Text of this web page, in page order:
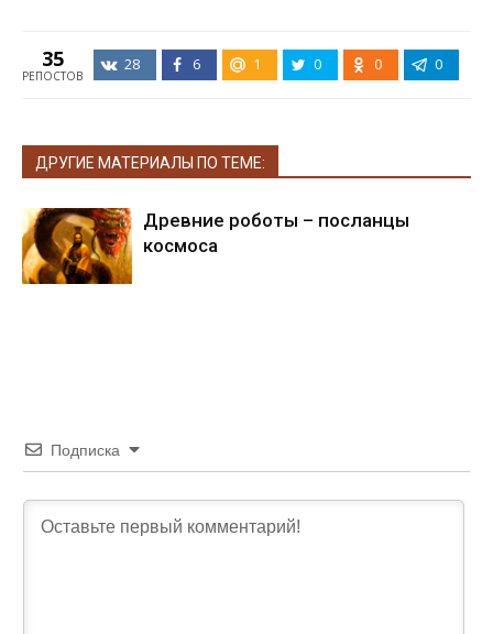
35
РЕПОСТОВ
28 6 1 0 0 0
ДРУГИЕ МАТЕРИАЛЫ ПО ТЕМЕ:
Древние роботы – посланцы
космоса
Подписка